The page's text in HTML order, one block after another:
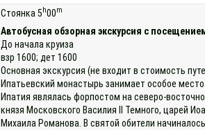
Стоянка 5 h00m
Автобусная обзорная экскурсия с
До начала круиза
взр 1600; дет 1600
Основная экскурсия (не входит в стоимость
Ипатьевский монастырь занимает особое
Ипатия являлась форпостом на северо-
князя Московского Василия II Темного, царей
Михаила Романова. В святой обители